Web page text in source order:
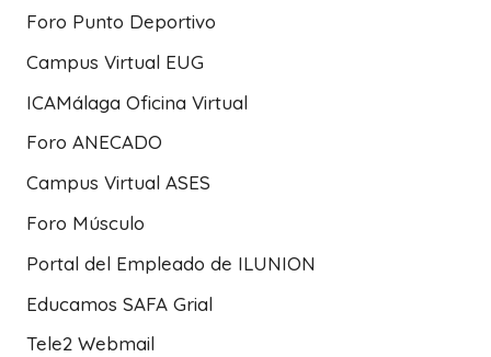
Foro Punto Deportivo
Campus Virtual EUG
ICAMálaga Oficina Virtual
Foro ANECADO
Campus Virtual ASES
Foro Músculo
Portal del Empleado de ILUNION
Educamos SAFA Grial
Tele2 Webmail